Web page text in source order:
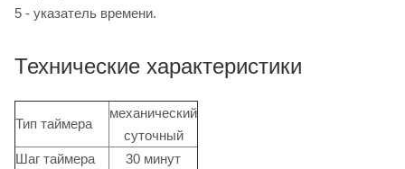
5 - указатель времени.
Технические характеристики
Тип таймера
механический
суточный
Шаг таймера
30 минут